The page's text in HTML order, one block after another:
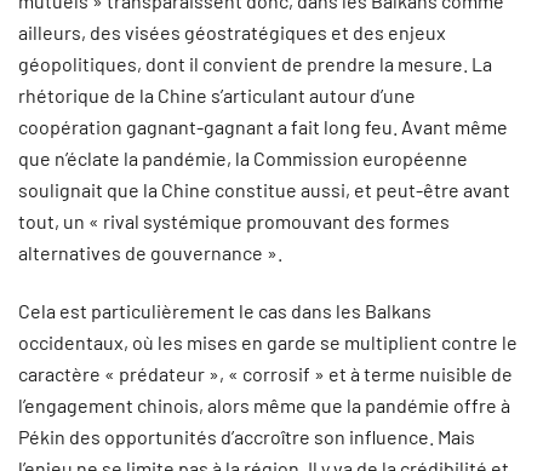
ailleurs, des visées géostratégiques et des enjeux
géopolitiques, dont il convient de prendre la mesure. La
rhétorique de la Chine s’articulant autour d’une
coopération gagnant-gagnant a fait long feu. Avant même
que n’éclate la pandémie, la Commission européenne
soulignait que la Chine constitue aussi, et peut-être avant
tout, un « rival systémique promouvant des formes
alternatives de gouvernance ».
Cela est particulièrement le cas dans les Balkans
occidentaux, où les mises en garde se multiplient contre le
caractère « prédateur », « corrosif » et à terme nuisible de
l’engagement chinois, alors même que la pandémie offre à
Pékin des opportunités d’accroître son influence. Mais